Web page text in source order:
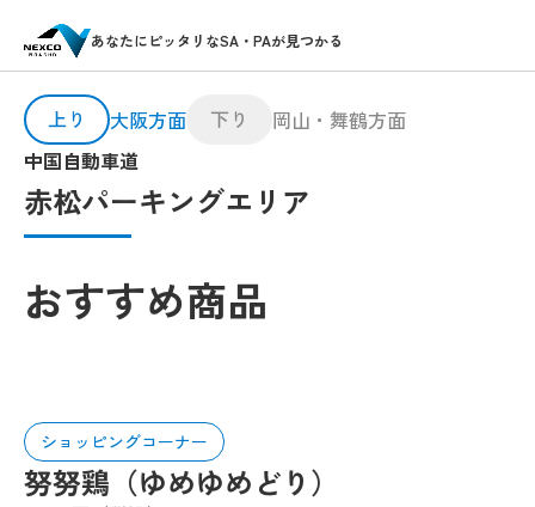
あなたにピッタリなSA・PAが見つかる
中国自動車道
赤松パーキングエリア
上り 大阪方面 下り 岡山・舞鶴方面
おすすめ商品
ショッピングコーナー
努努鶏（ゆめゆめどり）